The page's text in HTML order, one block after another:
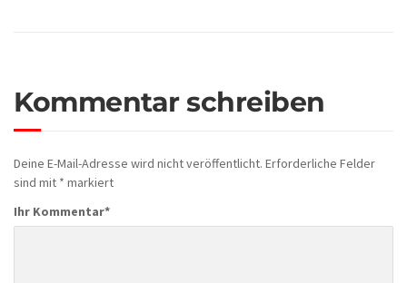
Kommentar schreiben
Deine E-Mail-Adresse wird nicht veröffentlicht. Erforderliche Felder
sind mit * markiert
Ihr Kommentar*